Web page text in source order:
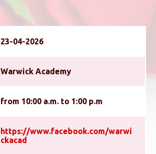
23-04-2026
Warwick Academy
from 10:00 a.m. to 1:00 p.m
https://www.facebook.com/warwi
ckacad